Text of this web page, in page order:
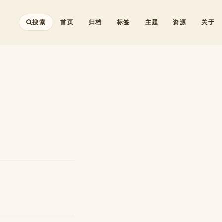
首页 归档 标签 主题 资源 关于
搜索